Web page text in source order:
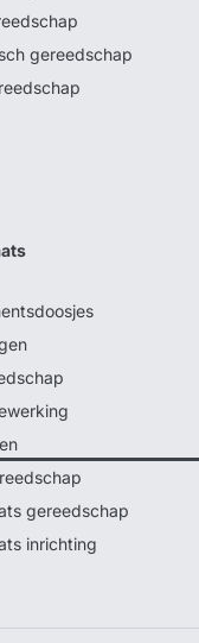
gereedschap
gereedschap
inrichting